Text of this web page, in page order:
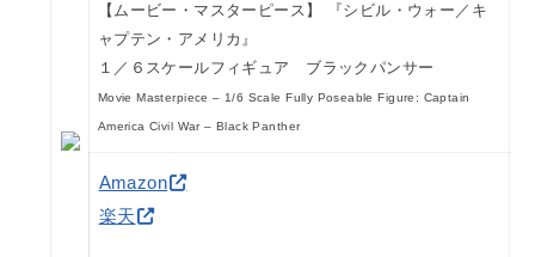
【ムービー・マスターピース】 『シビル・ウォー／キ
ャプテン・アメリカ』
１／６スケールフィギュア ブラックパンサー
Movie Masterpiece – 1/6 Scale Fully Poseable Figure: Captain
America Civil War – Black Panther
Amazon
楽天